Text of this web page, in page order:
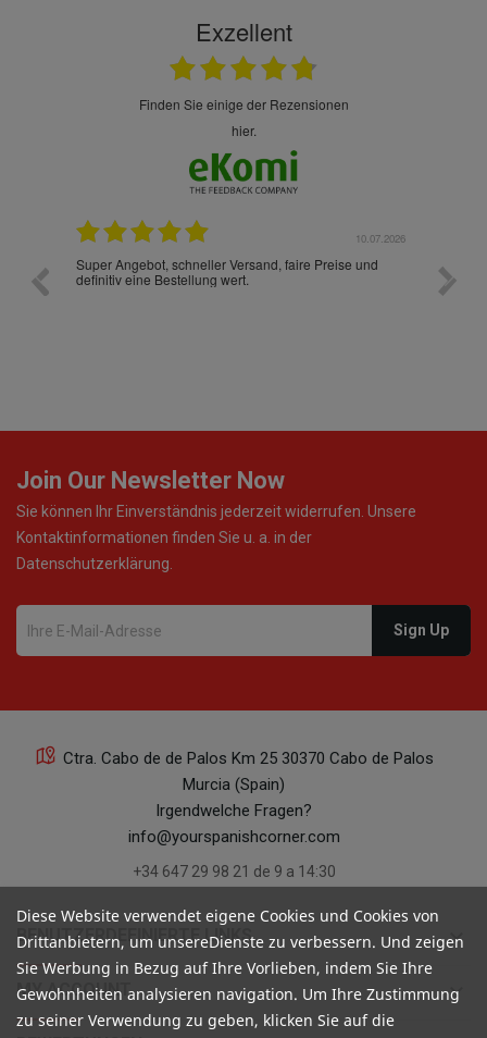
Exzellent
finden Sie einige der Rezensionen
hier.
10.07.2026
und
Ich habe zum ersten Mal aus Deutschland bestellt und
muss sagen, dass die gesamte Abwicklung, die
Verpackung, die Versandzeit, einfach alles "excelente"
Join Our Newsletter Now
Sie können Ihr Einverständnis jederzeit widerrufen. Unsere
Kontaktinformationen finden Sie u. a. in der
Datenschutzerklärung.
Ctra. Cabo de de Palos Km 25 30370 Cabo de Palos
Murcia (Spain)
Irgendwelche Fragen?
info@yourspanishcorner.com
+34 647 29 98 21 de 9 a 14:30
BENUTZERDEFINIERTE LINKS keyboard_arrow_down
MY ACCOUNT keyboard_arrow_down
Diese Website verwendet eigene Cookies und Cookies von
Drittanbietern, um unsereDienste zu verbessern. Und zeigen
Sie Werbung in Bezug auf Ihre Vorlieben, indem Sie Ihre
Gewohnheiten analysieren navigation. Um Ihre Zustimmung
zu seiner Verwendung zu geben, klicken Sie auf die